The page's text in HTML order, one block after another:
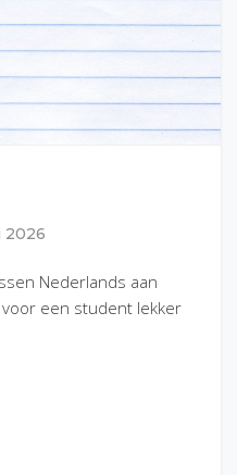
2026
Nederlands aan
een student lekker